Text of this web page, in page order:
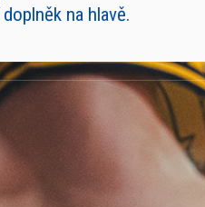
na hlavě.